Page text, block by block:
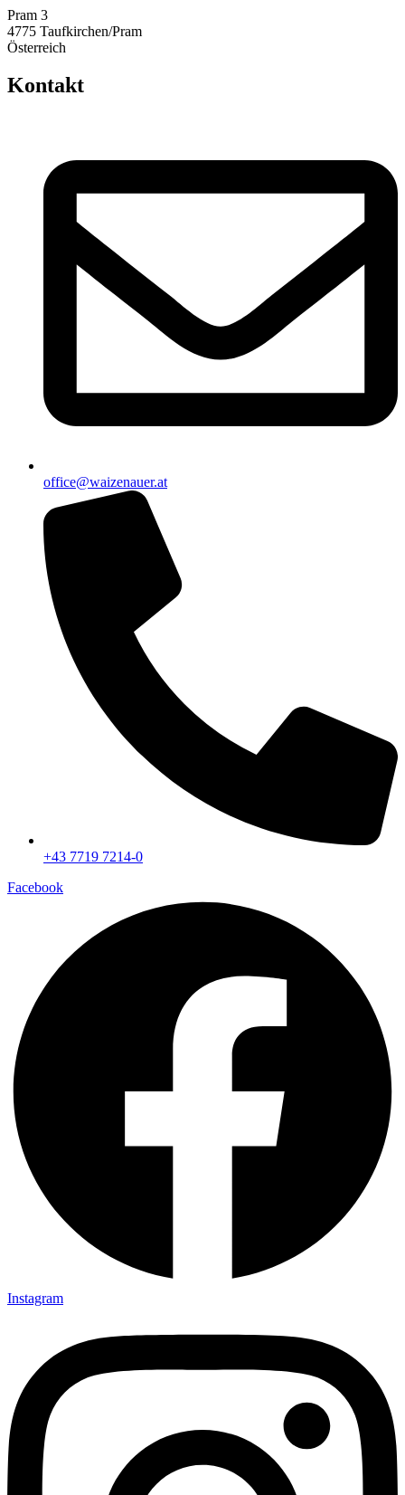
Pram 3
4775 Taufkirchen/Pram
Österreich
Kontakt
office@waizenauer.at
+43 7719 7214-0
Facebook
Instagram